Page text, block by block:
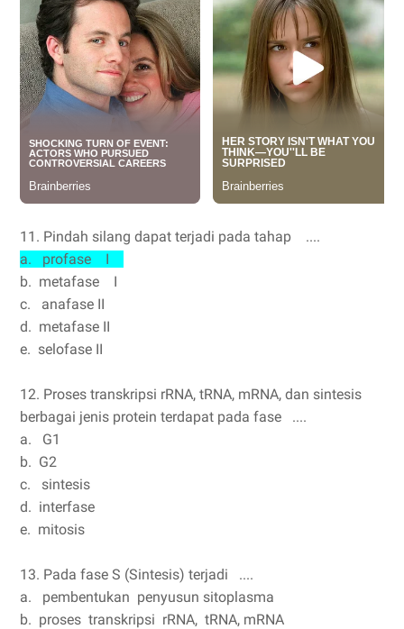
11. Pindah silang dapat terjadi pada tahap ....
a. profase I
b. metafase I
c. anafase II
d. metafase II
e. selofase II
12. Proses transkripsi rRNA, tRNA, mRNA, dan sintesis
berbagai jenis protein terdapat pada fase ....
a. G1
b. G2
c. sintesis
d. interfase
e. mitosis
13. Pada fase S (Sintesis) terjadi ....
a. pembentukan penyusun sitoplasma
b. proses transkripsi rRNA, tRNA, mRNA